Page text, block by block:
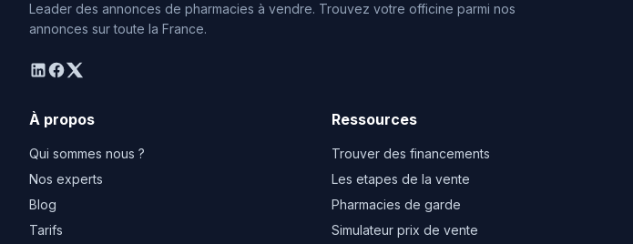
Leader des annonces de pharmacies à vendre. Trouvez votre officine parmi nos
annonces sur toute la France.
linkedin
facebook
twitter
À propos
Qui sommes nous ?
Nos experts
Blog
Tarifs
Ressources
Trouver des financements
Les etapes de la vente
Pharmacies de garde
Simulateur prix de vente